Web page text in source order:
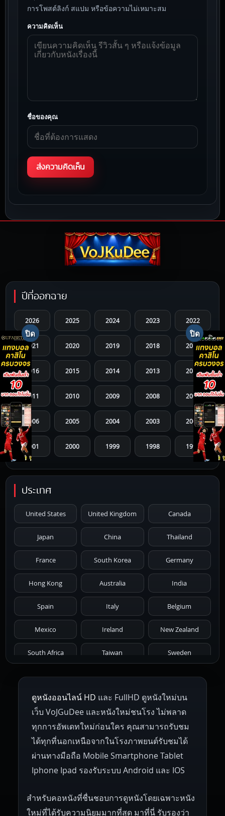
การโพสต์ลิงก์ สแปม หรือข้อความไม่เหมาะสม
ความคิดเห็น
ชื่อของคุณ
ปีที่ออกฉาย
2026 2025 2024 2023 2022
2021 2020 2019 2018 2017
2016 2015 2014 2013 2012
2011 2010 2009 2008 2007
2006 2005 2004 2003 2002
2001 2000 1999 1998 1997
1996 1995 1994 1993 1992
1991
1986 1985 1984 1983 1982
1981 1980 1979 1978 1977
1976 1975 1974 1973 1972
1971 1970 1969 1968 1967
1966 1965 1964 1963 1962
1959 1955
1945 1942 1941 1940 1939
1937 1930
ประเทศ
United States United Kingdom Canada
Japan China Thailand
France South Korea Germany
Hong Kong Australia India
Spain Italy Belgium
Mexico Ireland New Zealand
South Africa Taiwan Sweden
Netherlands Russia Poland
Hungary Denmark Bulgaria
Czech Republic Brazil Turkey
ดูหนังออนไลน์ HD และ FullHD ดูหนังใหม่บน
เว็บ VoJGuDee และหนังใหม่ชนโรง ไม่พลาด
ทุกการอัพเดทใหม่ก่อนใคร คุณสามารถรับชม
ได้ทุกที่นอกเหนือจากในโรงภาพยนต์รับชมได้
ผ่านทางมือถือ Mobile Smartphone Tablet
Iphone Ipad รองรับระบบ Android และ IOS
สำหรับคอหนังที่ชื่นชอบการดูหนังโดยเฉพาะหนัง
ใหม่ที่ได้รับความนิยมมากที่สุด มาที่นี่ รับรองว่า